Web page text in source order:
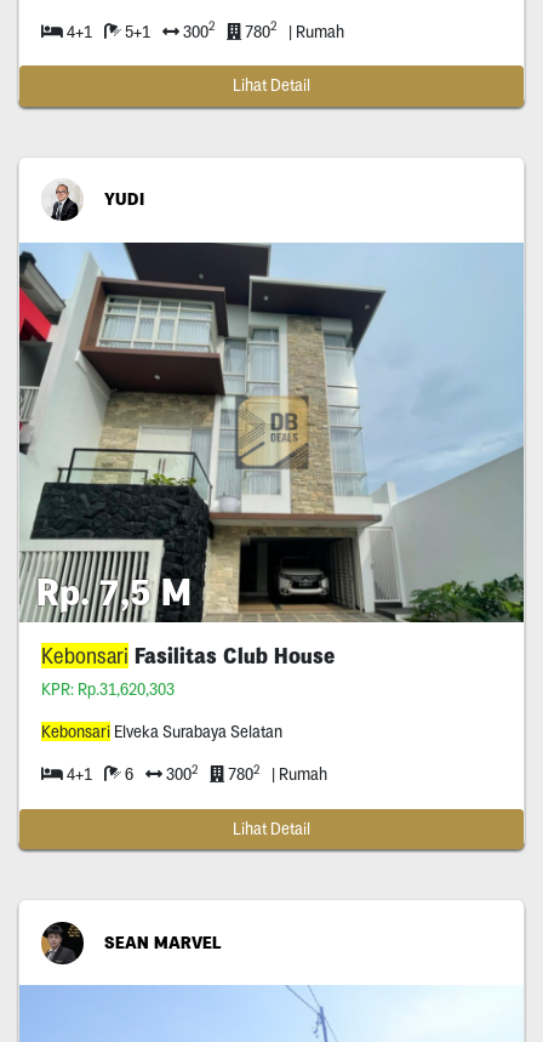
4+1 5+1 3002 7802 | Rumah
Lihat Detail
YUDI
Rp. 7,5 M
Kebonsari Fasilitas Club House
KPR: Rp.31,620,303
KebonsariElveka Surabaya Selatan
4+1 6 3002 7802 | Rumah
Lihat Detail
SEAN MARVEL